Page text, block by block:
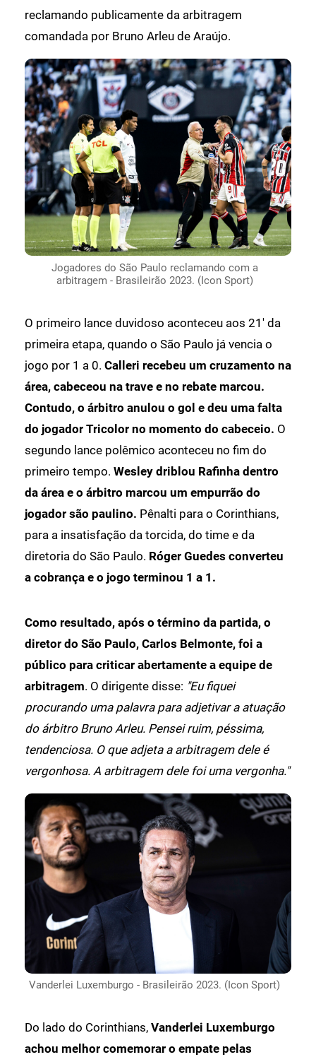
reclamando publicamente da arbitragem
comandada por Bruno Arleu de Araújo.
Jogadores do São Paulo reclamando com a
arbitragem - Brasileirão 2023. (Icon Sport)
O primeiro lance duvidoso aconteceu aos 21' da
primeira etapa, quando o São Paulo já vencia o
jogo por 1 a 0. Calleri recebeu um cruzamento na
área, cabeceou na trave e no rebate marcou.
Contudo, o árbitro anulou o gol e deu uma falta
do jogador Tricolor no momento do cabeceio. O
segundo lance polêmico aconteceu no fim do
primeiro tempo. Wesley driblou Rafinha dentro
da área e o árbitro marcou um empurrão do
jogador são paulino. Pênalti para o Corinthians,
para a insatisfação da torcida, do time e da
diretoria do São Paulo. Róger Guedes converteu
a cobrança e o jogo terminou 1 a 1.
Como resultado, após o término da partida, o
diretor do São Paulo, Carlos Belmonte, foi a
público para criticar abertamente a equipe de
arbitragem. O dirigente disse: "Eu fiquei
procurando uma palavra para adjetivar a atuação
do árbitro Bruno Arleu. Pensei ruim, péssima,
tendenciosa. O que adjeta a arbitragem dele é
vergonhosa. A arbitragem dele foi uma vergonha."
Vanderlei Luxemburgo - Brasileirão 2023. (Icon Sport)
Do lado do Corinthians, Vanderlei Luxemburgo
achou melhor comemorar o empate pelas